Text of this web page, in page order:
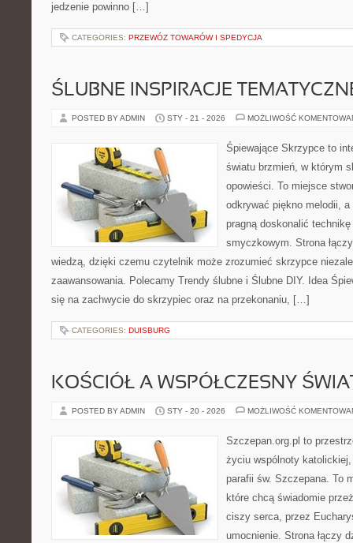
jedzenie powinno […]
CATEGORIES: PRZEWÓZ TOWARÓW I SPEDYCJA
ŚLUBNE INSPIRACJE
POSTED BY ADMIN STY - 21 - 2026 MOŻLIWOŚĆ
Śpiewające Skrzypce to
światu brzmień, w którym
opowieści. To miejsce
odkrywać piękno melodii,
pragną doskonalić
smyczkowym. Strona
wiedzą, dzięki czemu czytelnik może zrozumieć skrzypce
zaawansowania. Polecamy Trendy ślubne i Ślubne DIY. Idea
się na zachwycie do skrzypiec oraz na przekonaniu, […]
CATEGORIES: DUISBURG
KOŚCIÓŁ A WSPÓŁCZESNY
POSTED BY ADMIN STY - 20 - 2026 MOŻLIWOŚĆ
Szczepan.org.pl to
życiu wspólnoty
parafii św. Szczepana. To
które chcą świadomie
ciszy serca, przez
umocnienie. Strona łączy